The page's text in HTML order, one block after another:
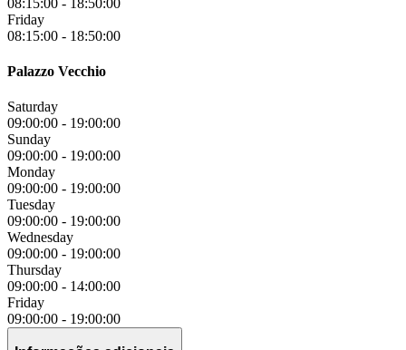
08:15:00 - 18:50:00
Friday
08:15:00 - 18:50:00
Palazzo Vecchio
Saturday
09:00:00 - 19:00:00
Sunday
09:00:00 - 19:00:00
Monday
09:00:00 - 19:00:00
Tuesday
09:00:00 - 19:00:00
Wednesday
09:00:00 - 19:00:00
Thursday
09:00:00 - 14:00:00
Friday
09:00:00 - 19:00:00